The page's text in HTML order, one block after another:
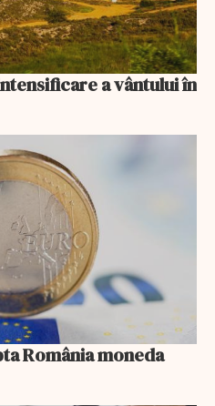
a vântului în
România moneda